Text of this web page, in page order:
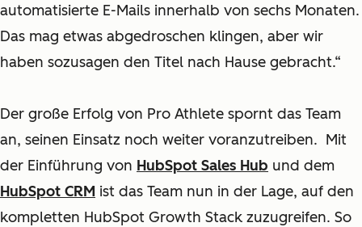
automatisierte E-Mails innerhalb von sechs Monaten.
Das mag etwas abgedroschen klingen, aber wir
haben sozusagen den Titel nach Hause gebracht.“
Der große Erfolg von Pro Athlete spornt das Team
an, seinen Einsatz noch weiter voranzutreiben. Mit
der Einführung von HubSpot Sales Hub und dem
HubSpot CRM ist das Team nun in der Lage, auf den
kompletten HubSpot Growth Stack zuzugreifen. So